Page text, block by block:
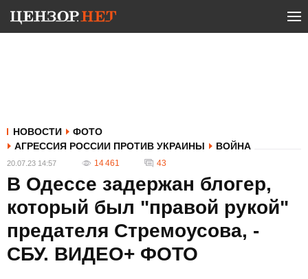
НОВОСТИ
ФОТО
АГРЕССИЯ РОССИИ ПРОТИВ УКРАИНЫ
ВОЙНА
20.07.23 14:57 14 461 43
В Одессе задержан блогер,
который был "правой рукой"
предателя Стремоусова, -
СБУ. ВИДЕО+ ФОТО